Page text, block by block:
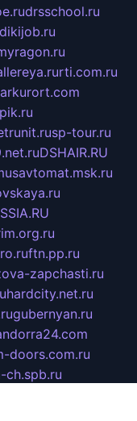
drsschool.ru
rti.com.ru
sp-tour.ru
DSHAIR.RU
ftn.pp.ru
zapchasti.ru
hardcity.net.ru
gubernyan.ru
doors.com.ru
ch.spb.ru